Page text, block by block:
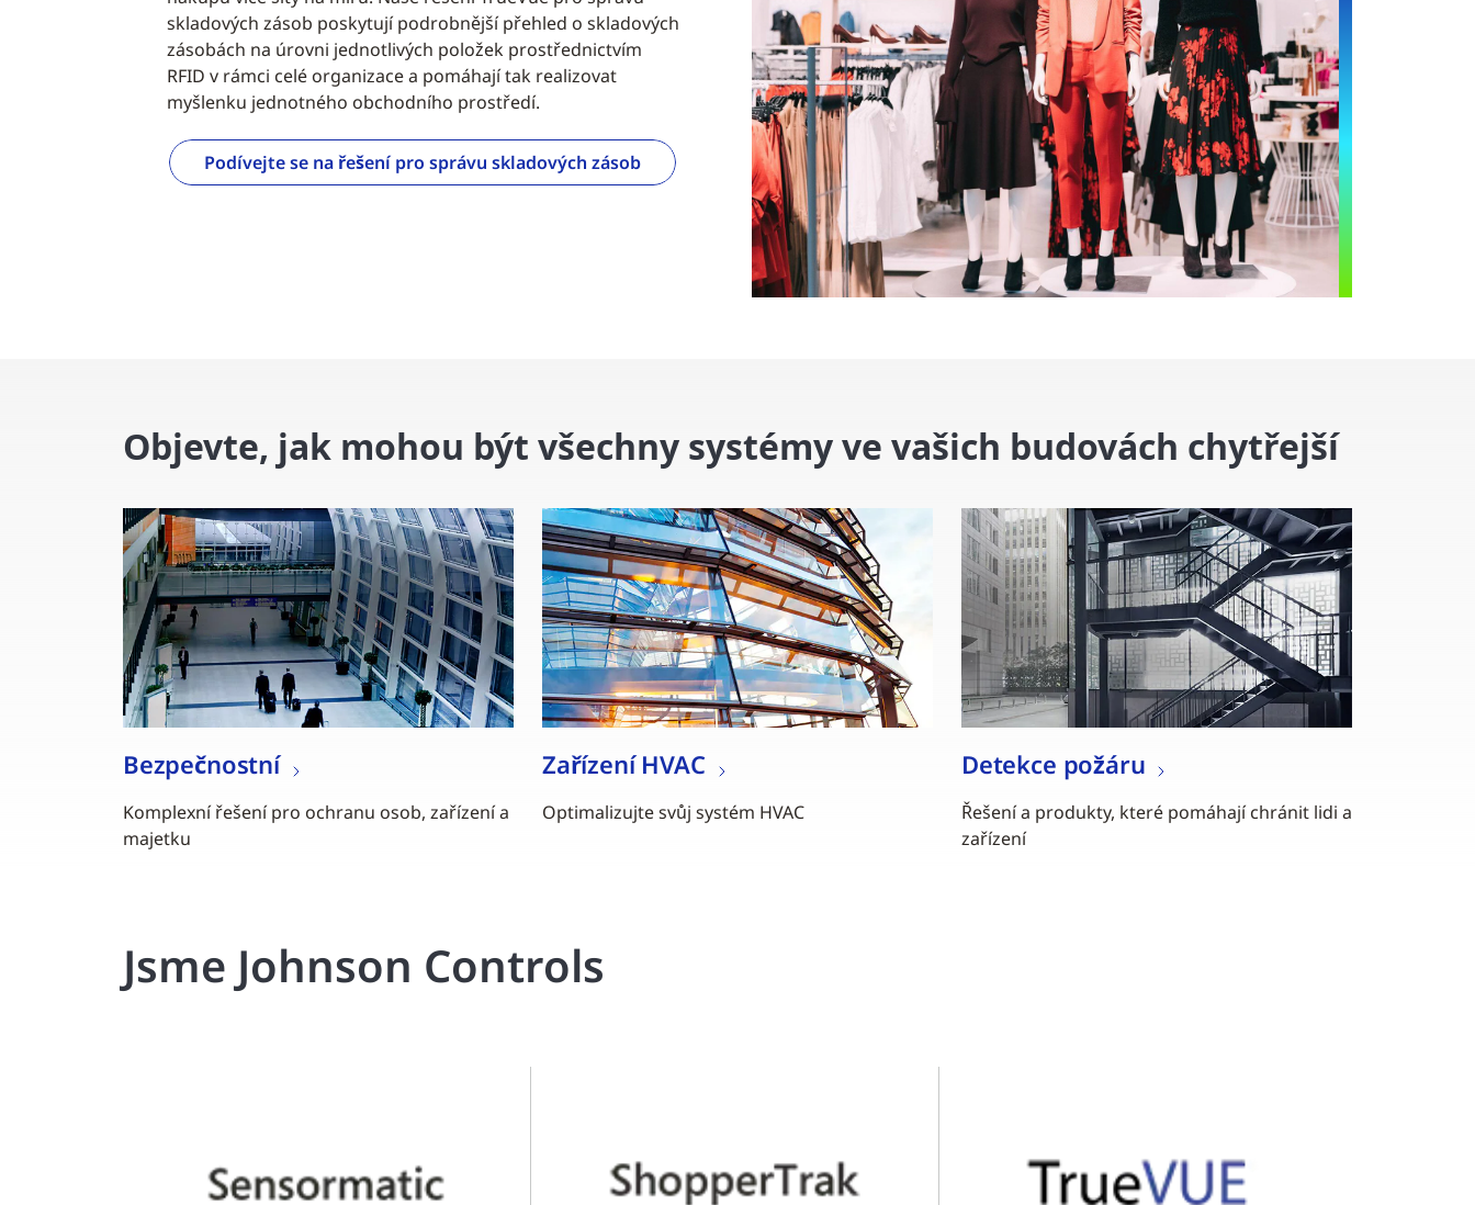
skladových zásob poskytují podrobnější přehled o skladových
zásobách na úrovni jednotlivých položek prostřednictvím
RFID v rámci celé organizace a pomáhají tak realizovat
myšlenku jednotného obchodního prostředí.
Podívejte se na řešení pro správu skladových zásob
Objevte, jak mohou být všechny systémy ve vašich budovách chytřejší
Bezpečnostní
Komplexní řešení pro ochranu osob, zařízení a
majetku
Zařízení HVAC
Optimalizujte svůj systém HVAC
Detekce požáru
Řešení a produkty, které pomáhají chránit lidi a
zařízení
Jsme Johnson Controls